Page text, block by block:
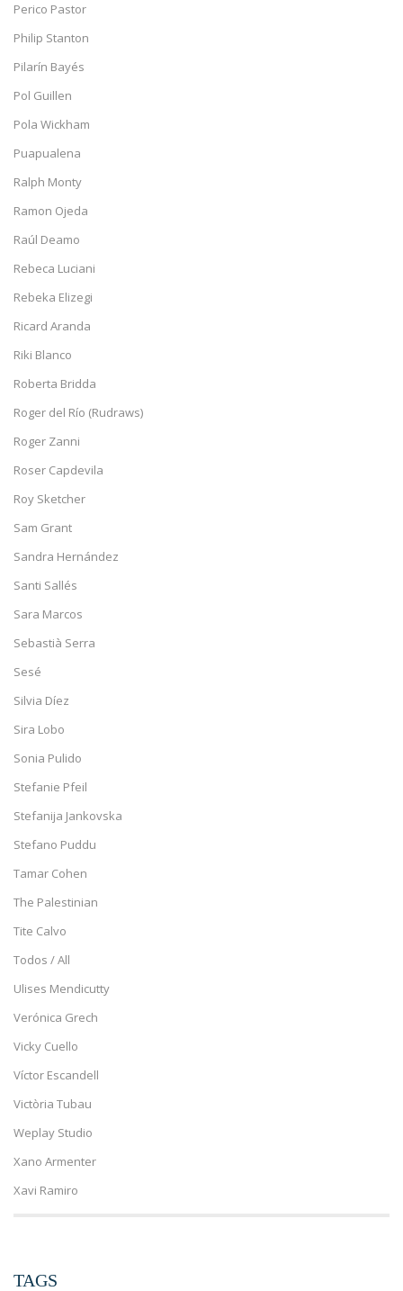
Perico Pastor
Philip Stanton
Pilarín Bayés
Pol Guillen
Pola Wickham
Puapualena
Ralph Monty
Ramon Ojeda
Raúl Deamo
Rebeca Luciani
Rebeka Elizegi
Ricard Aranda
Riki Blanco
Roberta Bridda
Roger del Río (Rudraws)
Roger Zanni
Roser Capdevila
Roy Sketcher
Sam Grant
Sandra Hernández
Santi Sallés
Sara Marcos
Sebastià Serra
Sesé
Silvia Díez
Sira Lobo
Sonia Pulido
Stefanie Pfeil
Stefanija Jankovska
Stefano Puddu
Tamar Cohen
The Palestinian
Tite Calvo
Todos / All
Ulises Mendicutty
Verónica Grech
Vicky Cuello
Víctor Escandell
Victòria Tubau
Weplay Studio
Xano Armenter
Xavi Ramiro
TAGS